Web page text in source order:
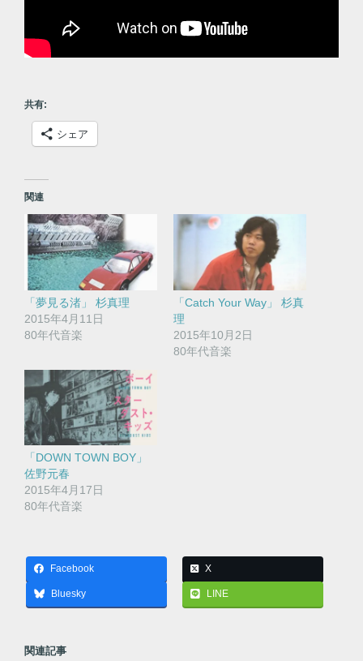
共有:
シェア
関連
「夢見る渚」 杉真理
2015年4月11日
80年代音楽
「Catch Your Way」 杉真
理
2015年10月2日
80年代音楽
「DOWN TOWN BOY」
佐野元春
2015年4月17日
80年代音楽
Facebook X
Bluesky LINE
関連記事